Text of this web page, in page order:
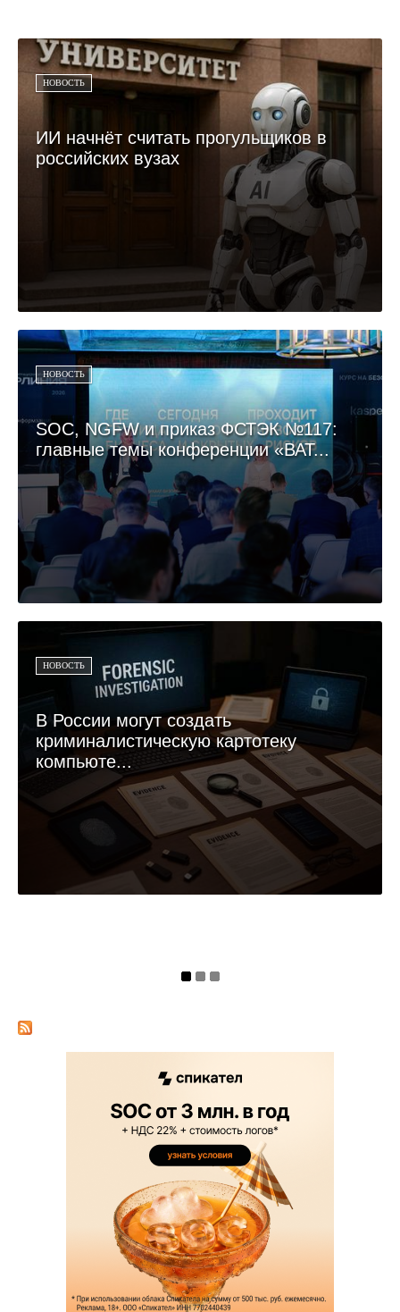
НОВОСТЬ
ИИ начнёт считать прогульщиков в
российских вузах
НОВОСТЬ
SOC, NGFW и приказ ФСТЭК №117:
главные темы конференции «ВАТ...
НОВОСТЬ
В России могут создать
криминалистическую картотеку
компьюте...